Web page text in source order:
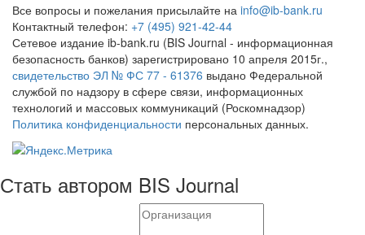
Все вопросы и пожелания присылайте на info@ib-bank.ru
Контактный телефон: +7 (495) 921-42-44
Сетевое издание ib-bank.ru (BIS Journal - информационная
безопасность банков) зарегистрировано 10 апреля 2015г.,
свидетельство ЭЛ № ФС 77 - 61376 выдано Федеральной
службой по надзору в сфере связи, информационных
технологий и массовых коммуникаций (Роскомнадзор)
Политика конфиденциальности персональных данных.
Стать автором BIS Journal